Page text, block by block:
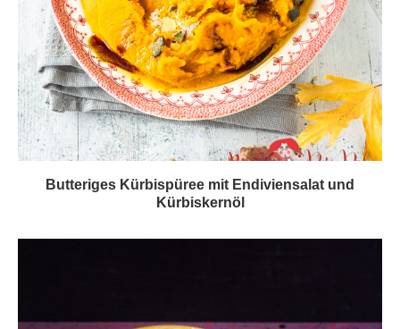
Butteriges Kürbispüree mit Endiviensalat und
Kürbiskernöl